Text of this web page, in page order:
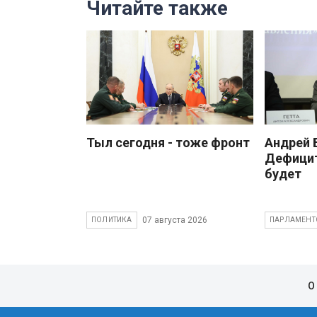
Читайте также
Тыл сегодня - тоже фронт
ПОЛИТИКА 07 августа 2026
будет
О